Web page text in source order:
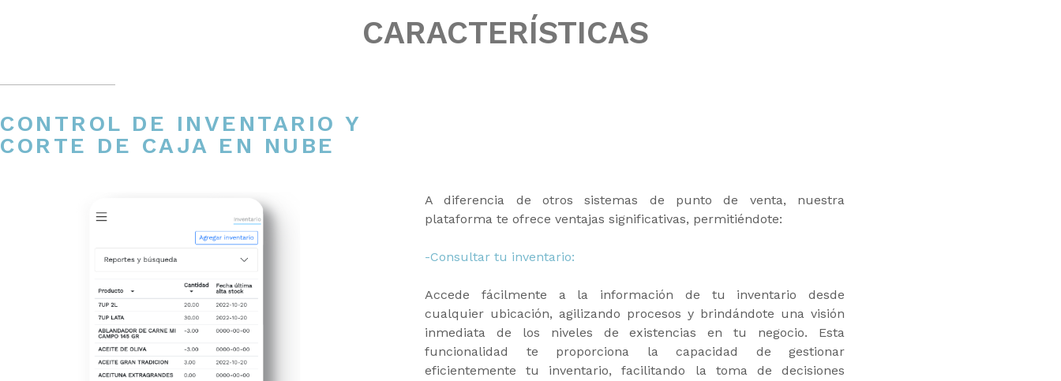
CARACTERÍSTICAS
CONTROL DE INVENTARIO Y
CORTE DE CAJA EN NUBE
A diferencia de otros sistemas de punto de venta, nuestra
plataforma te ofrece ventajas significativas, permitiéndote:
-Consultar tu inventario:
Accede fácilmente a la información de tu inventario desde
cualquier ubicación, agilizando procesos y brindándote una visión
inmediata de los niveles de existencias en tu negocio. Esta
funcionalidad te proporciona la capacidad de gestionar
eficientemente tu inventario, facilitando la toma de decisiones